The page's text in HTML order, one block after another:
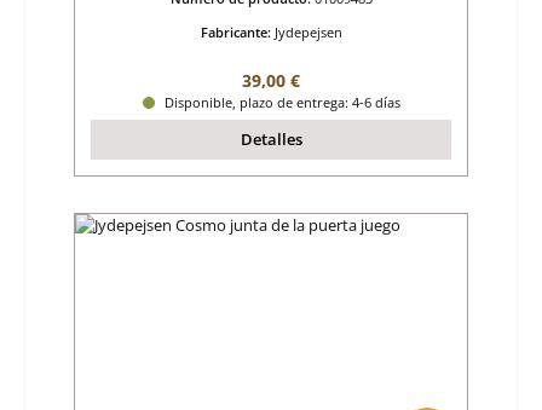
Fabricante: Jydepejsen
Precio normal:
39,00 €
Disponible, plazo de entrega: 4-6 días
Detalles